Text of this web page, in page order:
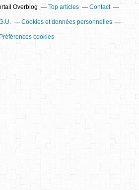
Overblog Top articles Contact
Cookies et données personnelles
Préférences cookies